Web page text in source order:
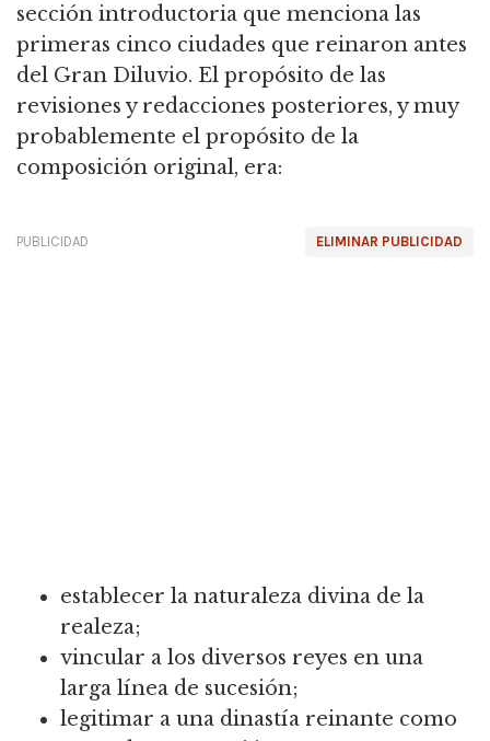
sección introductoria que menciona las
primeras cinco ciudades que reinaron antes
del Gran Diluvio. El propósito de las
revisiones y redacciones posteriores, y muy
probablemente el propósito de la
composición original, era:
ELIMINAR PUBLICIDAD
PUBLICIDAD
establecer la naturaleza divina de la
realeza;
vincular a los diversos reyes en una
larga línea de sucesión;
legitimar a una dinastía reinante como